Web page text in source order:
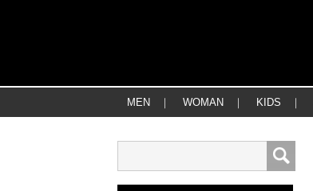
MEN ｜ WOMAN ｜ KIDS ｜